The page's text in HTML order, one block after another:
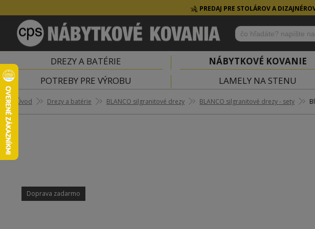
PREDAJ PRE STOLÁROV A
DREZY A BATÉRIE NÁBYTKOVÉ KOVANIE
POTREBY PRE VÝROBU
LAMELY NA STENU
Úvod Drezy a batérie BLANCO silgranitové drezy BLANCO silgranitové drezy - sety
Doprava zadarmo